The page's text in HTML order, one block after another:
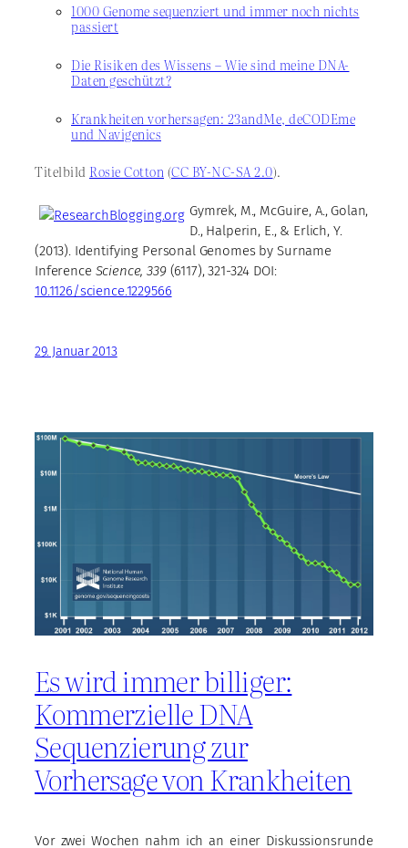
1000 Genome sequenziert und immer noch nichts
passiert
Die Risiken des Wissens – Wie sind meine DNA-
Daten geschützt?
Krankheiten vorhersagen: 23andMe, deCODEme
und Navigenics
Titelbild Rosie Cotton(CC BY-NC-SA 2.0).
Gymrek, M., McGuire, A., Golan,
D., Halperin, E., & Erlich, Y.
(2013). Identifying Personal Genomes by Surname
Inference Science, 339(6117), 321-324 DOI:
10.1126/science.1229566
29. Januar 2013
Es wird immer billiger:
Kommerzielle DNA
Sequenzierung zur
Vorhersage von Krankheiten
Vor zwei Wochen nahm ich an einer Diskussionsrunde